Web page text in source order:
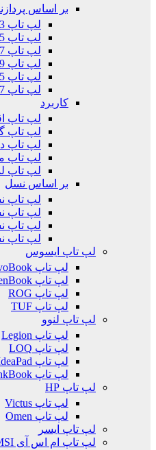
بر اساس
لپ تاپ Core i3
لپ تاپ Core i5
لپ تاپ Core i7
لپ تاپ Core i9
لپ تاپ Ryzen 5
لپ تاپ Ryzen 7
کاربرد
لپ تاپ
لپ تاپ
لپ تاپ
لپ تاپ
لپ تاپ
بر اساس نسل
لپ تاپ
لپ تاپ
لپ تاپ
لپ تاپ
لپ تاپ ایسوس
لپ تاپ VivoBook
لپ تاپ ZenBook
لپ تاپ ROG
لپ تاپ TUF
لپ تاپ لنوو
لپ تاپ Legion
لپ تاپ LOQ
لپ تاپ IdeaPad
لپ تاپ ThinkBook
لپ تاپ HP
لپ تاپ Victus
لپ تاپ Omen
لپ تاپ ایسر
لپ تاپ ام اس آی MSI